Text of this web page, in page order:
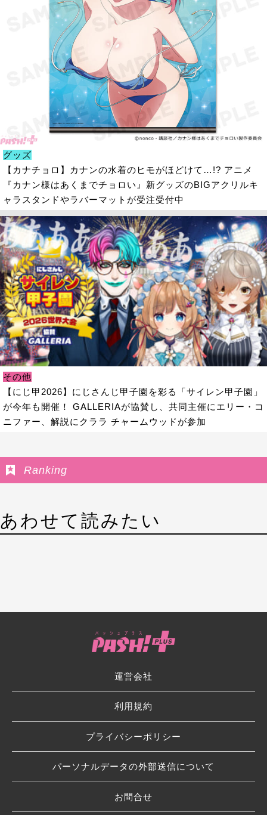
グッズ
【カナチョロ】カナンの水着のヒモがほどけて…!? アニメ
『カナン様はあくまでチョロい』新グッズのBIGアクリルキ
ャラスタンドやラバーマットが受注受付中
その他
【にじ甲2026】にじさんじ甲子園を彩る「サイレン甲子園」
が今年も開催！ GALLERIAが協賛し、共同主催にエリー・コ
ニファー、解説にクララ チャームウッドが参加
Ranking
あわせて読みたい
運営会社
利用規約
プライバシーポリシー
パーソナルデータの外部送信について
お問合せ